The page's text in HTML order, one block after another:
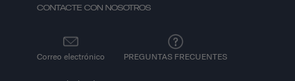
CONTACTE CON NOSOTROS
Correo electrónico PREGUNTAS FRECUENTES